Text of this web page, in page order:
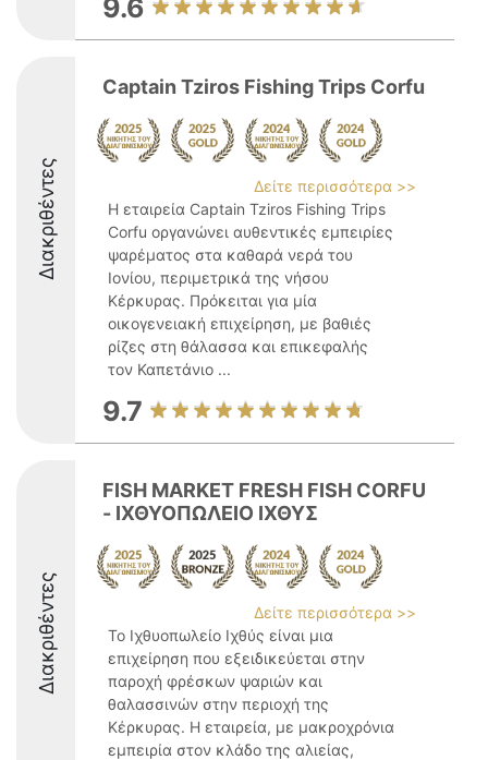
9.6
Διακριθέντες
Captain Tziros Fishing Trips Corfu
Δείτε περισσότερα >>
Η εταιρεία Captain Tziros Fishing Trips
Corfu οργανώνει αυθεντικές εμπειρίες
ψαρέματος στα καθαρά νερά του
Ιονίου, περιμετρικά της νήσου
Κέρκυρας. Πρόκειται για μία
οικογενειακή επιχείρηση, με βαθιές
ρίζες στη θάλασσα και επικεφαλής
τον Καπετάνιο ...
9.7
Διακριθέντες
FISH MARKET FRESH FISH CORFU
- ΙΧΘΥΟΠΩΛΕΙΟ ΙΧΘΥΣ
Δείτε περισσότερα >>
Το Ιχθυοπωλείο Ιχθύς είναι μια
επιχείρηση που εξειδικεύεται στην
παροχή φρέσκων ψαριών και
θαλασσινών στην περιοχή της
Κέρκυρας. Η εταιρεία, με μακροχρόνια
εμπειρία στον κλάδο της αλιείας,